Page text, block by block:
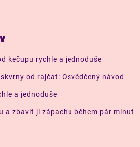
kečupu rychle a jednoduše
od rajčat: Osvědčený návod
a jednoduše
a zbavit ji zápachu během pár minut